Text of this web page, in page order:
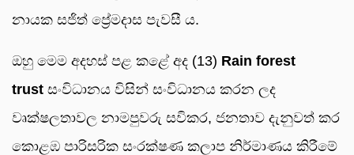
නායක සජිත් ප්‍රේමදාස පැවසී ය.
ඔහු මෙම අදහස් පළ කළේ අද (13) Rain forest
trust සංවිධානය විසින් සංවිධානය කරන ලද
වෘක්ෂලතාවල නාමපුවරු සවිකර, ජනතාව දැනුවත් කර
කොළඹ පාරිසරික සංරක්ෂණ කලාප නිර්මාණය කිරීමේ